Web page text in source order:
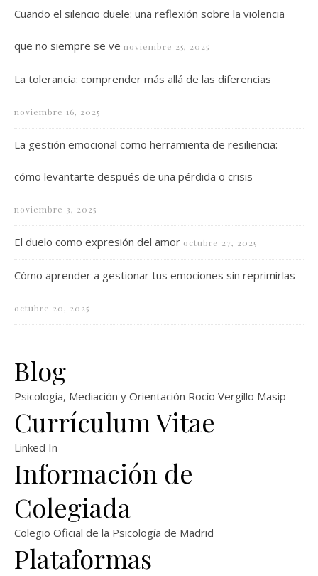
Cuando el silencio duele: una reflexión sobre la violencia
que no siempre se ve noviembre 25, 2025
La tolerancia: comprender más allá de las diferencias
noviembre 16, 2025
La gestión emocional como herramienta de resiliencia:
cómo levantarte después de una pérdida o crisis
noviembre 3, 2025
El duelo como expresión del amor octubre 27, 2025
Cómo aprender a gestionar tus emociones sin reprimirlas
octubre 20, 2025
Blog
Psicología, Mediación y Orientación Rocío Vergillo Masip
Currículum Vitae
Linked In
Información de
Colegiada
Colegio Oficial de la Psicología de Madrid
Plataformas